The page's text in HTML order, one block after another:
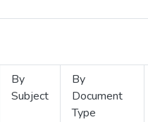
By
Subject
By
Document
Type